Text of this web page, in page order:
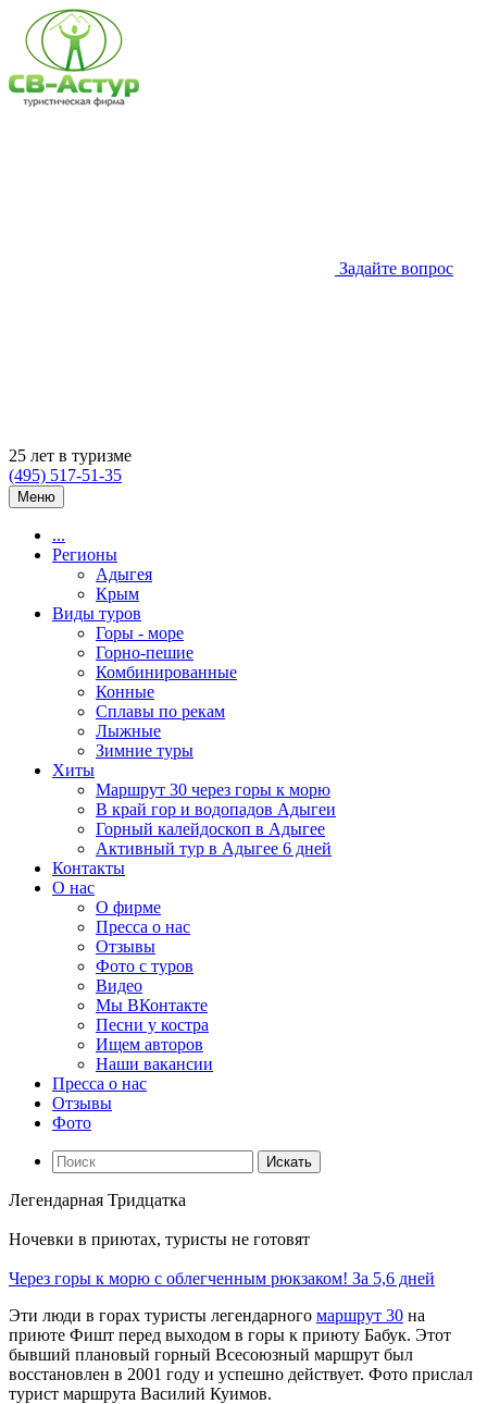
Задайте вопрос
25 лет в туризме
(495) 517-51-35
Меню
...
Регионы
Адыгея
Крым
Виды туров
Горы - море
Горно-пешие
Комбинированные
Конные
Сплавы по рекам
Лыжные
Зимние туры
Хиты
Маршрут 30 через горы к морю
В край гор и водопадов Адыгеи
Горный калейдоскоп в Адыгее
Активный тур в Адыгее 6 дней
Контакты
О нас
О фирме
Пресса о нас
Отзывы
Фото с туров
Видео
Мы ВКонтакте
Песни у костра
Ищем авторов
Наши вакансии
Пресса о нас
Отзывы
Фото
Искать
Легендарная Тридцатка
Ночевки в приютах, туристы не готовят
Через горы к морю с облегченным рюкзаком! За 5,6 дней
Эти люди в горах туристы легендарного маршрут 30 на
приюте Фишт перед выходом в горы к приюту Бабук. Этот
бывший плановый горный Всесоюзный маршрут был
восстановлен в 2001 году и успешно действует. Фото прислал
турист маршрута Василий Куимов.